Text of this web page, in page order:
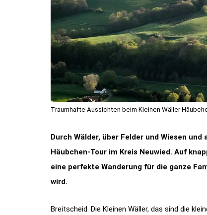
Traumhafte Aussichten beim Kleinen Wäller
Durch Wälder, über Felder und Wiesen
Häubchen-Tour im Kreis Neuwied. Auf
eine perfekte Wanderung für die ganze
wird.
Breitscheid. Die Kleinen Wäller, das sind die